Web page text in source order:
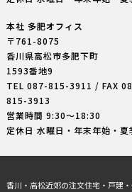
本社 多肥オフィス
〒761-8075
香川県高松市多肥下町
1593番地9
TEL 087-815-3911 / FAX
815-3913
営業時間 9:30〜18:30
定休日 水曜日・年末年始・夏
香川・高松近郊の注文住宅・戸建